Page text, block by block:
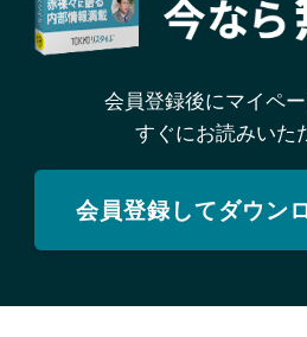
会員登録後にマイペ
すぐにお読みいた
会員登録してダウン